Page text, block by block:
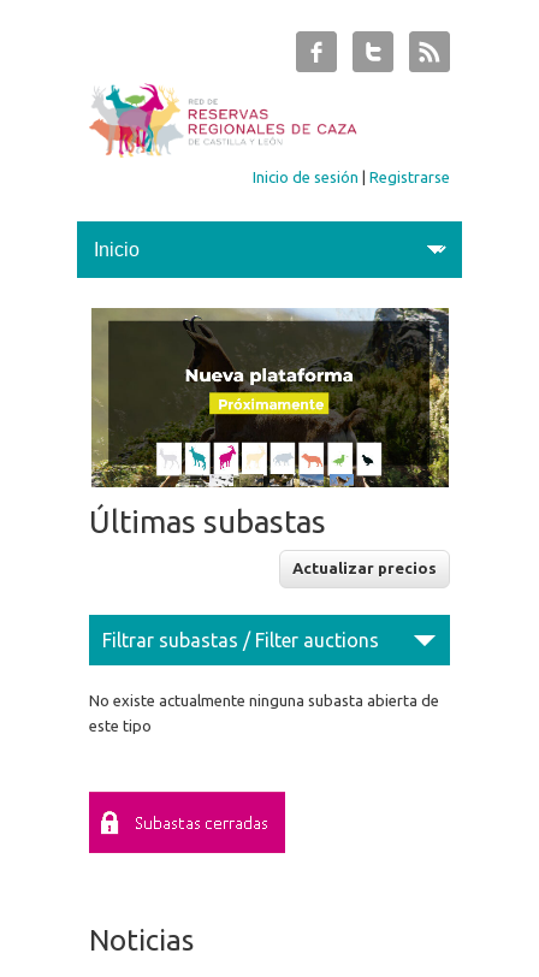
Inicio de sesión |Registrarse
Últimas subastas
Filtrar subastas / Filter auctions
No existe actualmente ninguna subasta abierta de
este tipo
Noticias